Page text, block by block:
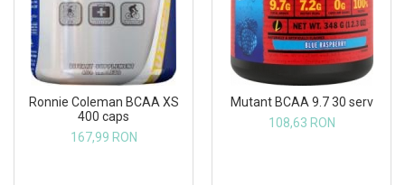
Ronnie Coleman BCAA XS
400 caps
167,99 RON
Mutant BCAA 9.7 30 serv
108,63 RON